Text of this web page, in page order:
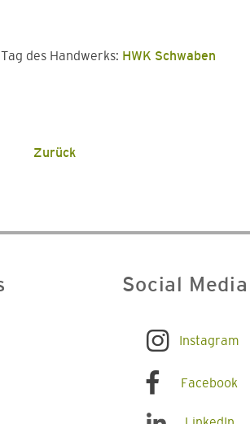
des Handwerks: HWK Schwaben
Zurück
Social Media
Instagram
Facebook